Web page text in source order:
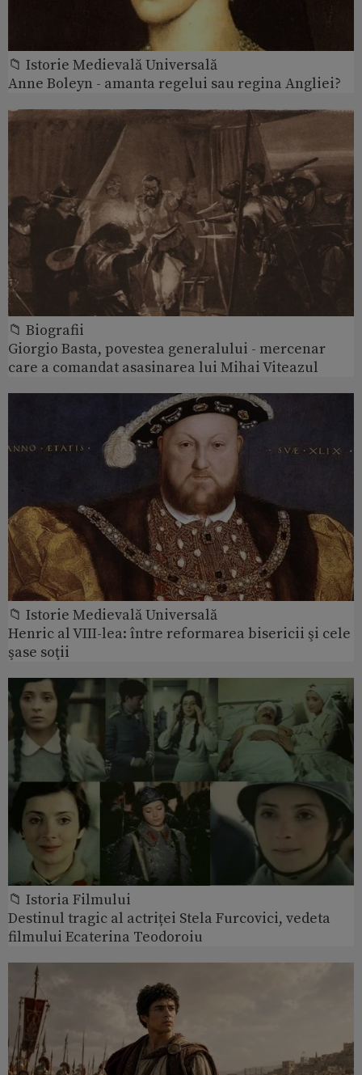
📁 Istorie Medievală Universală
Anne Boleyn - amanta regelui sau regina Angliei?
📁 Biografii
Giorgio Basta, povestea generalului - mercenar
care a comandat asasinarea lui Mihai Viteazul
📁 Istorie Medievală Universală
Henric al VIII-lea: între reformarea bisericii şi cele
şase soţii
📁 Istoria Filmului
Destinul tragic al actriței Stela Furcovici, vedeta
filmului Ecaterina Teodoroiu